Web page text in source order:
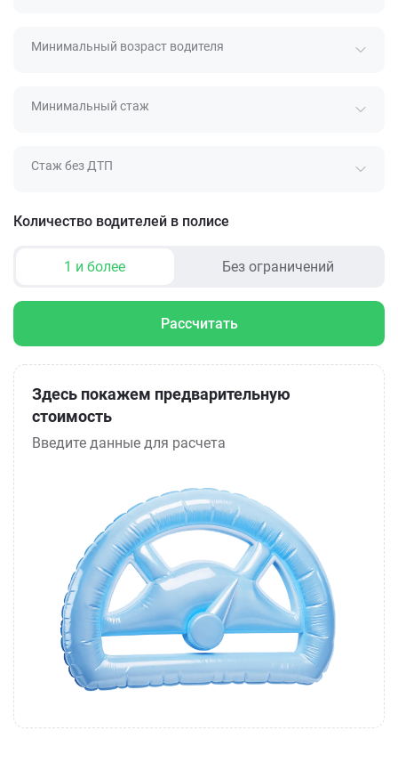
Минимальный возраст водителя
Минимальный стаж
Стаж без ДТП
Количество водителей в полисе
1 и более Без ограничений
Рассчитать
Здесь покажем предварительную
стоимость
Введите данные для расчета